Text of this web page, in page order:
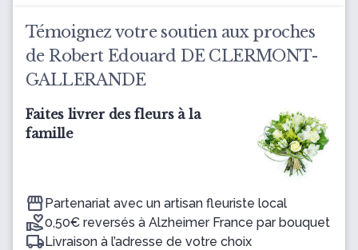
Témoignez votre soutien aux proches
de Robert Edouard DE CLERMONT-
GALLERANDE
Faites livrer des fleurs à la
famille
Partenariat avec un artisan fleuriste local
0,50€ reversés à Alzheimer France par bouquet
Livraison à l’adresse de votre choix